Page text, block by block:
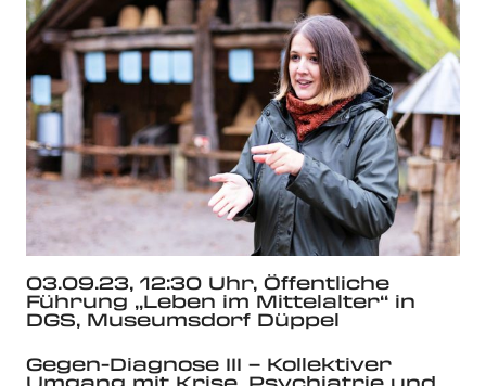
03.09.23, 12:30 Uhr, Öffentliche
Führung „Leben im Mittelalter“ in
DGS, Museumsdorf Düppel
Gegen-Diagnose III – Kollektiver